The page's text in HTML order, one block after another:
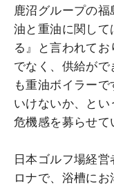
鹿沼グループの
油と重油に関し
る』と言われて
でなく、供給が
も重油ボイラー
いけないか、と
危機感を募らせて
日本ゴルフ場経
ロナで、浴槽に